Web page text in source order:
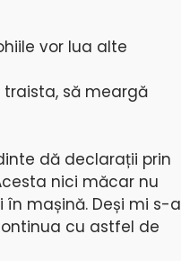
vor lua alte
traista, să meargă
dă declarații prin
nici măcar nu
mașină. Deși mi s-a
cu astfel de